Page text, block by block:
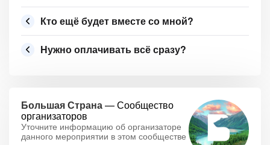
Кто ещё будет вместе со мной?
Нужно оплачивать всё сразу?
Большая Страна— Сообщество
организаторов
Уточните информацию об организаторе
данного мероприятии в этом сообществе